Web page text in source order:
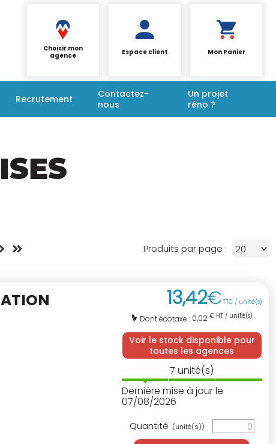
Choisir mon
agence
Espace client Mon Panier
Recrutement
Contactez-
nous
Un projet
réno ?
Produits par page :
13,42€TTC / unité(s)
Dont écotaxe : 0,02 € HT / unité(s)
Voir le stock disponible pour
toutes les agences
7 unité(s)
Dernière mise à jour le
07/08/2026
Quantité (unité(s))